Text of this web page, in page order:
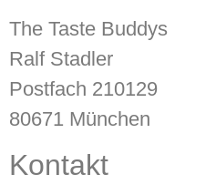
The Taste Buddys
Ralf Stadler
Postfach 210129
80671 München
Kontakt